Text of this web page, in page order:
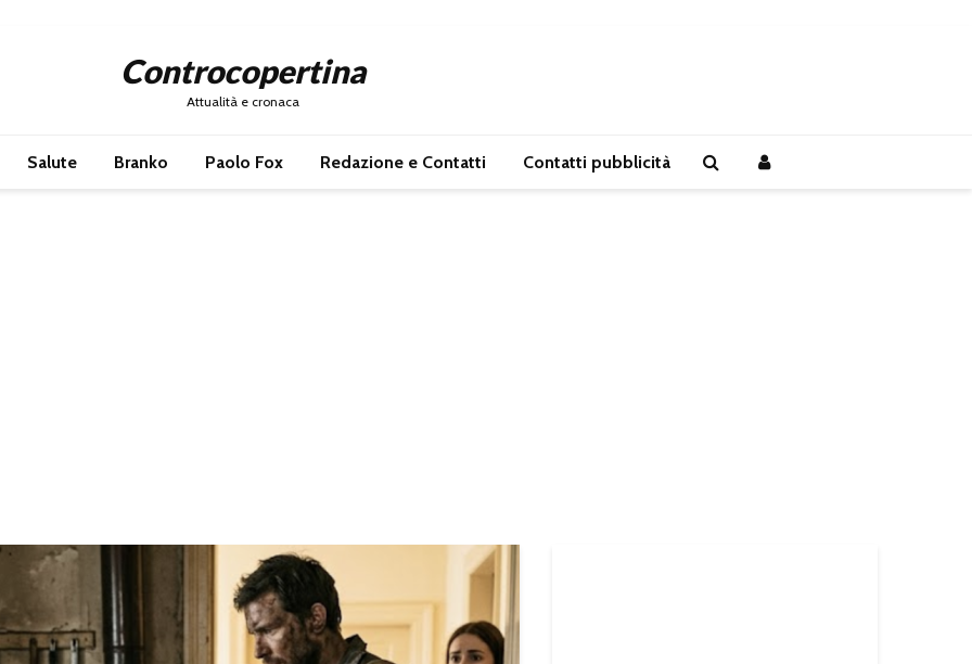
Controcopertina
Attualità e cronaca
Salute Branko Paolo Fox Redazione e Contatti Contatti pubblicità